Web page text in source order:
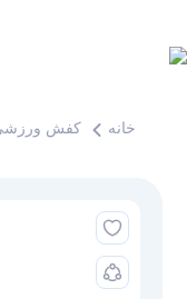
خانه کفش ورزشی